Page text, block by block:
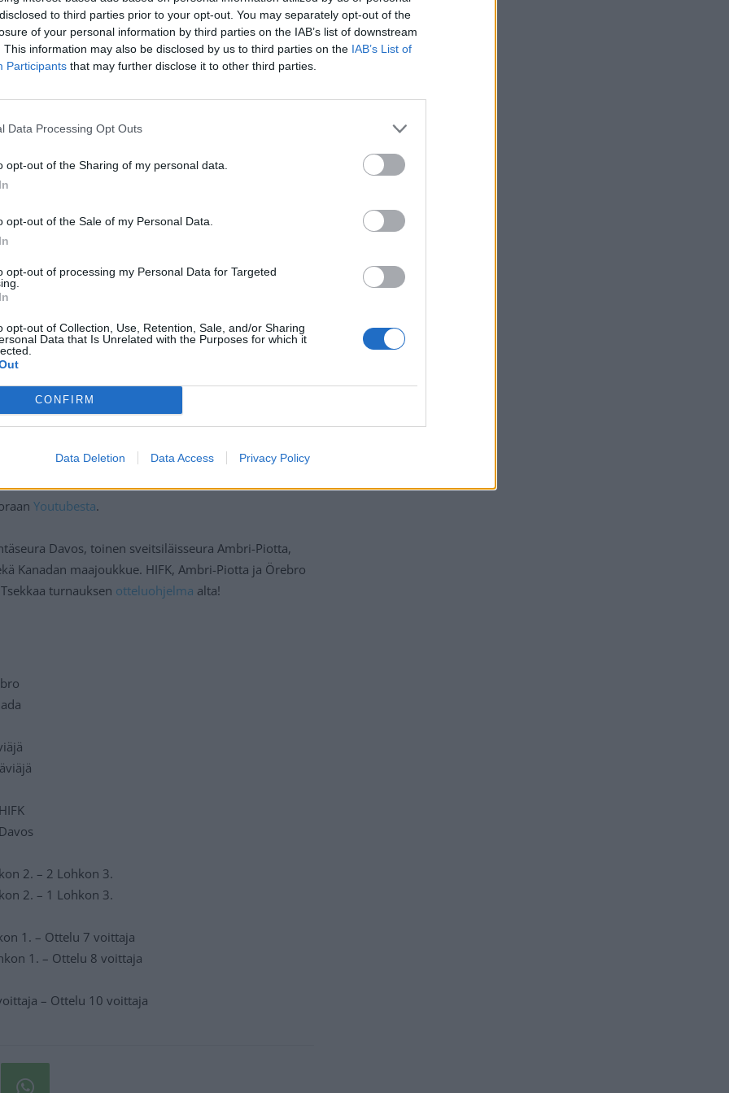
to third parties prior to your opt-out. You may separately opt-out of the
of your personal information by third parties on the IAB’s list of downstream
This information may also be disclosed by us to third parties on the IAB’s List of
Participants that may further disclose it to other third parties.
Data Processing Opt Outs
opt-out of the Sharing of my personal data.
opt-out of the Sale of my Personal Data.
opt-out of processing my Personal Data for Targeted
opt-out of Collection, Use, Retention, Sale, and/or Sharing
Data that Is Unrelated with the Purposes for which it
CONFIRM
Data Deletion Data Access Privacy Policy
Youtubesta.
Davos, toinen sveitsiläisseura Ambri-Piotta,
Kanadan maajoukkue. HIFK, Ambri-Piotta ja Örebro
turnauksen otteluohjelma alta!
2. – 2 Lohkon 3.
2. – 1 Lohkon 3.
1. – Ottelu 7 voittaja
1. – Ottelu 8 voittaja
– Ottelu 10 voittaja